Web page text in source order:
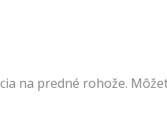
na predné rohože.